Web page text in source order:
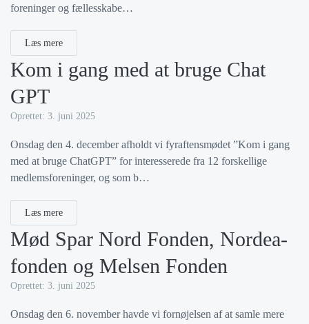
foreninger og fællesskabe…
Læs mere
Kom i gang med at bruge Chat
GPT
Oprettet: 3. juni 2025
Onsdag den 4. december afholdt vi fyraftensmødet ”Kom i gang
med at bruge ChatGPT” for interesserede fra 12 forskellige
medlemsforeninger, og som b…
Læs mere
Mød Spar Nord Fonden, Nordea-
fonden og Melsen Fonden
Oprettet: 3. juni 2025
Onsdag den 6. november havde vi fornøjelsen af at samle mere